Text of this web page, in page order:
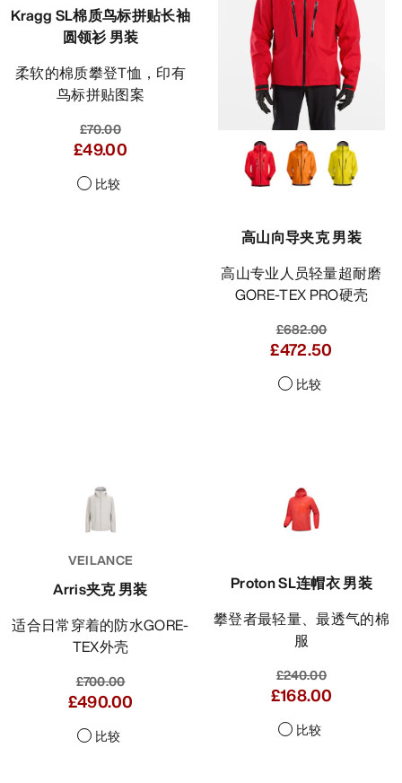
Kragg SL棉质鸟标拼贴长袖
圆领衫 男装
柔软的棉质攀登T恤，印有
鸟标拼贴图案
£70.00
£49.00
比较
高山向导夹克 男装
高山专业人员轻量超耐磨
GORE-TEX PRO硬壳
£682.00
£472.50
比较
VEILANCE
Arris夹克 男装
适合日常穿着的防水GORE-
TEX外壳
£700.00
£490.00
比较
Proton SL连帽衣 男装
攀登者最轻量、最透气的棉
服
£240.00
£168.00
比较